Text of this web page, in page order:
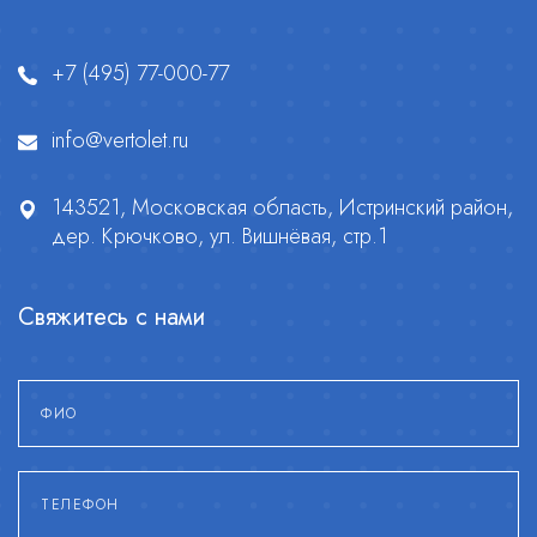
+7 (495) 77-000-77
info@vertolet.ru
143521, Московская область, Истринский район,
дер. Крючково, ул. Вишнёвая, стр.1
Свяжитесь с нами